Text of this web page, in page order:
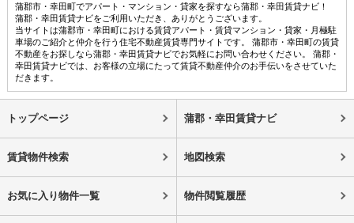
蒲郡市・幸田町でアパート・マンション・貸家を探すなら蒲郡・幸田賃貸ナビ！
蒲郡・幸田賃貸ナビをご利用いただき、ありがとうございます。
当サイトは蒲郡市・幸田町における賃貸アパート・賃貸マンション・貸家・月極駐
車場のご紹介と仲介を行う住宅不動産賃貸専門サイトです。 蒲郡市・幸田町の賃貸
不動産をお探しなら蒲郡・幸田賃貸ナビでお気軽にお問い合わせください。 蒲郡・
幸田賃貸ナビでは、お客様の立場にたって賃貸不動産仲介のお手伝いをさせていた
だきます。
トップページ 蒲郡・幸田賃貸ナビ
賃貸物件検索 地図検索
お気に入り物件一覧 物件閲覧履歴